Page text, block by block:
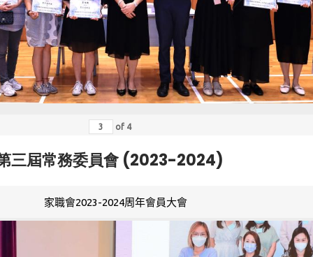
of 4
三屆常務委員會 (2023-2024)
家職會2023-2024周年會員大會